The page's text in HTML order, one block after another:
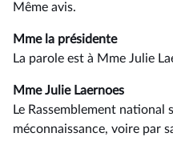
Même avis.
Mme la présidente
La parole est à Mme Julie
Mme Julie Laernoes
Le Rassemblement national
méconnaissance, voire par